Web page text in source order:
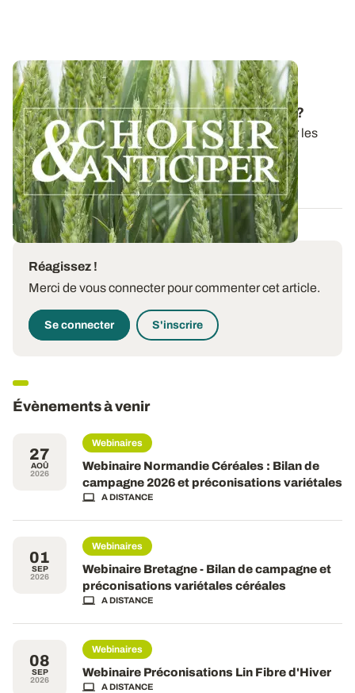
Campagne 2025/26 - Blé tendre : quelles
variétés choisir pour les prochains semis ?
En anticipation des commandes de semences pour les
semis 2025, ARVALIS propose un guide...
27 JUIN 2025
Réagissez !
Merci de vous connecter pour commenter cet article.
Se connecter S'inscrire
Évènements à venir
27
AOÛ
2026
Webinaires
Webinaire Normandie Céréales : Bilan de
campagne 2026 et préconisations variétales
A DISTANCE
01
SEP
2026
Webinaires
Webinaire Bretagne - Bilan de campagne et
préconisations variétales céréales
A DISTANCE
08
SEP
2026
Webinaires
Webinaire Préconisations Lin Fibre d'Hiver
A DISTANCE